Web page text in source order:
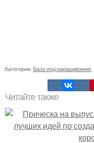
Категории: База под наращивание
Читайте также